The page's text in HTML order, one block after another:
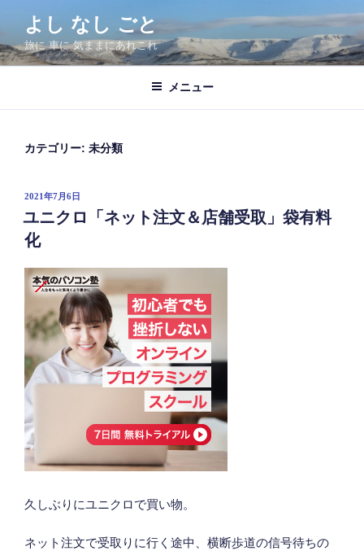
テ
ン
へ
よし なし ごと
旅に 車に 気ままにあれこれ
メニュー
カテゴリー: 未分類
投
日:
2021年7月6日
ユニクロ「ネット注文＆店舗受取」袋有料
化
久しぶりにユニクロで買い物。
ネット注文で受取りに行く途中、横断歩道の信号待ちの